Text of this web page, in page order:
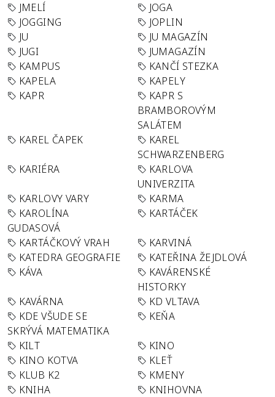
JMELÍ
JOGA
JOGGING
JOPLIN
JU
JU MAGAZÍN
JUGI
JUMAGAZÍN
KAMPUS
KANČÍ STEZKA
KAPELA
KAPELY
KAPR
KAPR S
BRAMBOROVÝM
SALÁTEM
KAREL ČAPEK
KAREL
SCHWARZENBERG
KARIÉRA
KARLOVA
UNIVERZITA
KARLOVY VARY
KARMA
KAROLÍNA
GUDASOVÁ
KARTÁČEK
KARTÁČKOVÝ VRAH
KARVINÁ
KATEDRA GEOGRAFIE
KATEŘINA ŽEJDLOVÁ
KÁVA
KAVÁRENSKÉ
HISTORKY
KAVÁRNA
KD VLTAVA
KDE VŠUDE SE
SKRÝVÁ MATEMATIKA
KEŇA
KILT
KINO
KINO KOTVA
KLEŤ
KLUB K2
KMENY
KNIHA
KNIHOVNA